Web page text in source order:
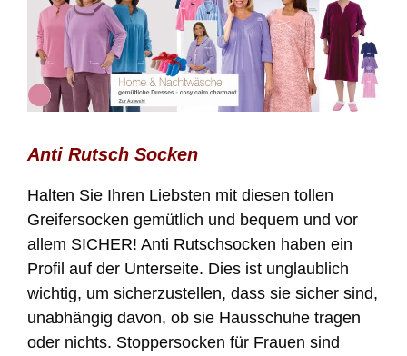
Anti Rutsch Socken
Halten Sie Ihren Liebsten mit diesen tollen
Greifersocken gemütlich und bequem und vor
allem SICHER! Anti Rutschsocken haben ein
Profil auf der Unterseite. Dies ist unglaublich
wichtig, um sicherzustellen, dass sie sicher sind,
unabhängig davon, ob sie Hausschuhe tragen
oder nichts. Stoppersocken für Frauen sind